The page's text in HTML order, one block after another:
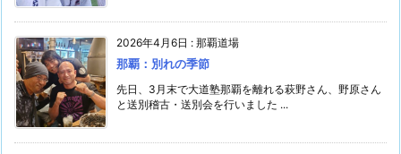
2026年4月6日 : 那覇道場
那覇：別れの季節
先日、3月末で大道塾那覇を離れる萩野さん、野原さん
と送別稽古・送別会を行いました ...